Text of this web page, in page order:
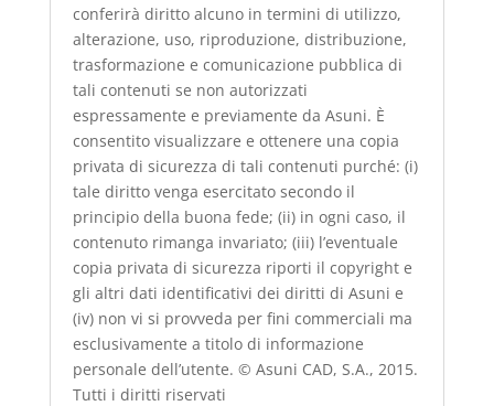
conferirà diritto alcuno in termini di utilizzo,
alterazione, uso, riproduzione, distribuzione,
trasformazione e comunicazione pubblica di
tali contenuti se non autorizzati
espressamente e previamente da Asuni. È
consentito visualizzare e ottenere una copia
privata di sicurezza di tali contenuti purché: (i)
tale diritto venga esercitato secondo il
principio della buona fede; (ii) in ogni caso, il
contenuto rimanga invariato; (iii) l’eventuale
copia privata di sicurezza riporti il copyright e
gli altri dati identificativi dei diritti di Asuni e
(iv) non vi si provveda per fini commerciali ma
esclusivamente a titolo di informazione
personale dell’utente. © Asuni CAD, S.A., 2015.
Tutti i diritti riservati